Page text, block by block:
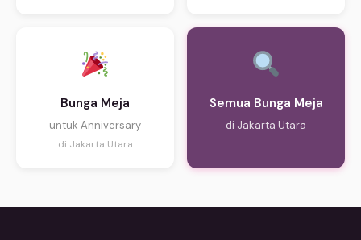
Bunga Meja
untuk Anniversary
di Jakarta Utara
Semua Bunga Meja
di Jakarta Utara